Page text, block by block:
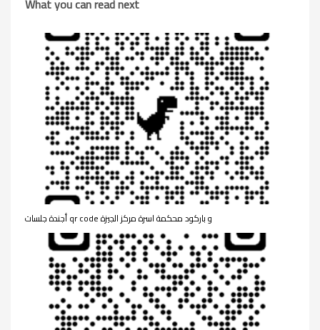
What you can read next
أجندة جلسات qr code و باركود محكمة اسرة مركز الجيزة